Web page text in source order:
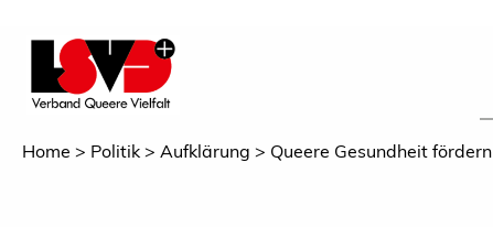
Home Politik Aufklärung Queere Gesundheit fördern